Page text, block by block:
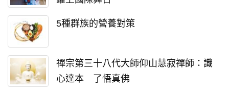
5種群族的營養對策
禪宗第三十八代大師仰山慧寂禪師：識
心達本 了悟真佛